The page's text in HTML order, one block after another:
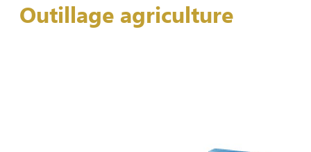
PROMOTIONS
Outillage agriculture